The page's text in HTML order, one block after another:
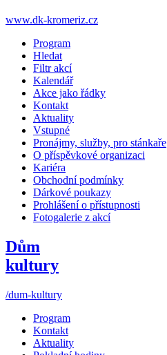
www.dk-kromeriz.cz
Program
Hledat
Filtr akcí
Kalendář
Akce jako řádky
Kontakt
Aktuality
Vstupné
Pronájmy, služby, pro stánkaře
O příspěvkové organizaci
Kariéra
Obchodní podmínky
Dárkové poukazy
Prohlášení o přístupnosti
Fotogalerie z akcí
Dům
kultury
/dum-kultury
Program
Kontakt
Aktuality